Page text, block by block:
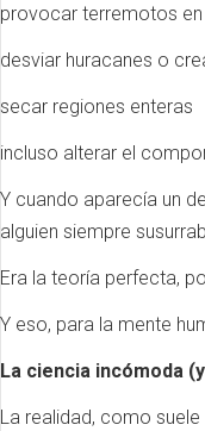
provocar terremotos
desviar huracanes o
secar regiones enteras
incluso alterar el
Y cuando aparecía un
alguien siempre
Era la teoría perfecta,
Y eso, para la mente
La ciencia incómoda
La realidad, como